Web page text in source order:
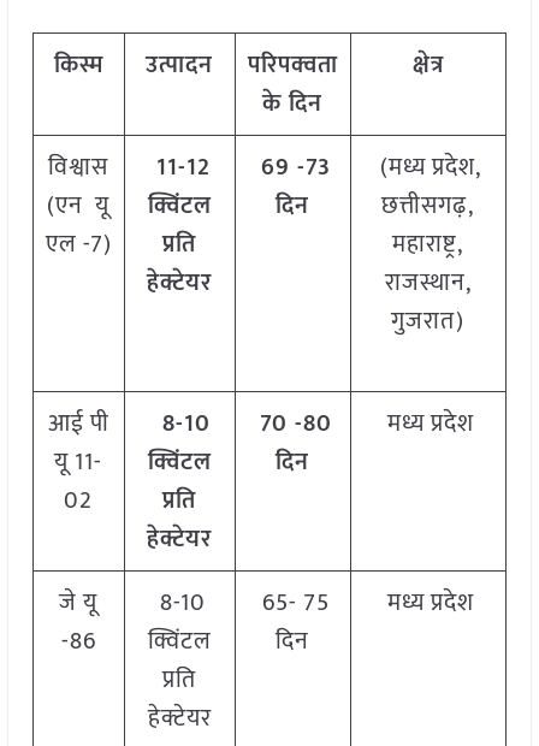
किस्म उत्पादन
परिपक्वता
के दिन
क्षेत्र
विश्वास
(एन यू
एल -7)
11-12
क्विंटल
प्रति
हेक्टेयर
69 -73
दिन
(मध्य प्रदेश,
छत्तीसगढ़,
महाराष्ट्र,
राजस्थान,
गुजरात)
आई पी
यू 11-
02
8-10
क्विंटल
प्रति
हेक्टेयर
70 -80
दिन
मध्य प्रदेश
जे यू
-86
8-10
क्विंटल
प्रति
हेक्टेयर
65- 75
दिन
मध्य प्रदेश